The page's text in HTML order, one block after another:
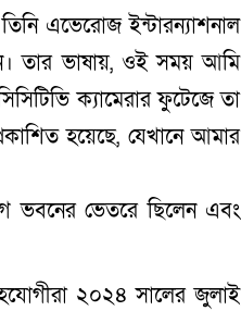
এভেরোজ ইন্টারন্যাশনাল
তার ভাষায়, ওই সময় আমি
ক্যামেরার ফুটেজে তা
হয়েছে, যেখানে আমার
ভবনের ভেতরে ছিলেন এবং
২০২৪ সালের জুলাই